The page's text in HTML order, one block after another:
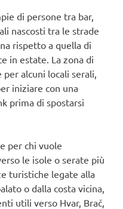
di persone tra bar,
nascosti tra le strade
rispetto a quella di
in estate. La zona di
alcuni locali serali,
iniziare con una
prima di spostarsi
per chi vuole
le isole o serate più
turistiche legate alla
o dalla costa vicina,
utili verso Hvar, Brač,